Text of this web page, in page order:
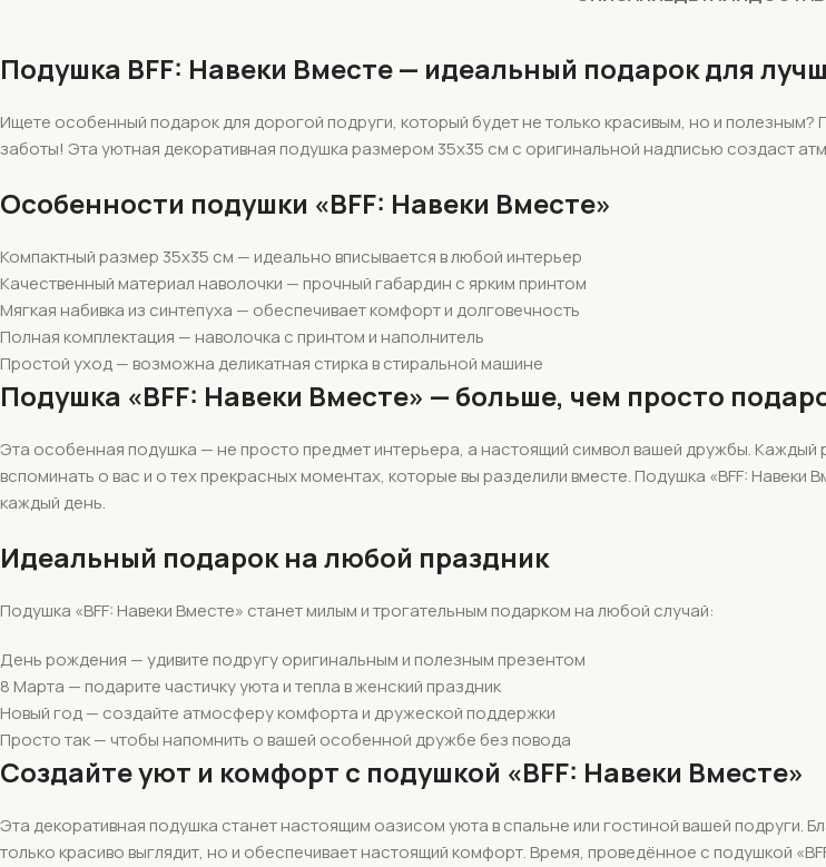
Подушка BFF: Навеки Вместе — идеальный подарок для
Ищете особенный подарок для дорогой подруги, который будет не только красивым, но и
заботы! Эта уютная декоративная подушка размером 35х35 см с оригинальной надписью создаст
Особенности подушки «BFF: Навеки Вместе»
Компактный размер 35х35 см — идеально вписывается в любой интерьер
Качественный материал наволочки — прочный габардин с ярким принтом
Мягкая набивка из синтепуха — обеспечивает комфорт и долговечность
Полная комплектация — наволочка с принтом и наполнитель
Простой уход — возможна деликатная стирка в стиральной машине
Подушка «BFF: Навеки Вместе» — больше, чем просто
Эта особенная подушка — не просто предмет интерьера, а настоящий символ вашей дружбы. Каждый
вспоминать о вас и о тех прекрасных моментах, которые вы разделили вместе. Подушка «BFF:
каждый день.
Идеальный подарок на любой праздник
Подушка «BFF: Навеки Вместе» станет милым и трогательным подарком на любой случай:
День рождения — удивите подругу оригинальным и полезным презентом
8 Марта — подарите частичку уюта и тепла в женский праздник
Новый год — создайте атмосферу комфорта и дружеской поддержки
Просто так — чтобы напомнить о вашей особенной дружбе без повода
Создайте уют и комфорт с подушкой «BFF: Навеки Вместе»
Эта декоративная подушка станет настоящим оазисом уюта в спальне или гостиной вашей подруги.
только красиво выглядит, но и обеспечивает настоящий комфорт. Время, проведённое с подушкой